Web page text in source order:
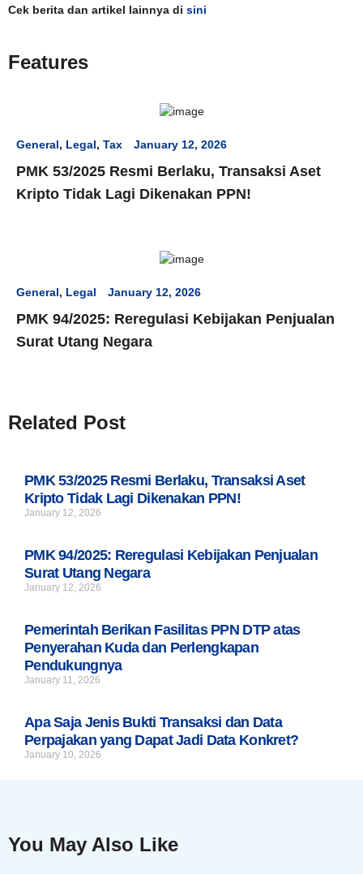
Cek berita dan artikel lainnya di sini
Features
General, Legal, Tax January 12, 2026
PMK 53/2025 Resmi Berlaku, Transaksi Aset
Kripto Tidak Lagi Dikenakan PPN!
General, Legal January 12, 2026
PMK 94/2025: Reregulasi Kebijakan Penjualan
Surat Utang Negara
Related Post
PMK 53/2025 Resmi Berlaku, Transaksi Aset
Kripto Tidak Lagi Dikenakan PPN!
January 12, 2026
PMK 94/2025: Reregulasi Kebijakan Penjualan
Surat Utang Negara
January 12, 2026
Pemerintah Berikan Fasilitas PPN DTP atas
Penyerahan Kuda dan Perlengkapan
Pendukungnya
January 11, 2026
Apa Saja Jenis Bukti Transaksi dan Data
Perpajakan yang Dapat Jadi Data Konkret?
January 10, 2026
You May Also Like